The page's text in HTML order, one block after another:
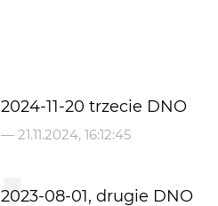
2024-11-20 trzecie DNO
— 21.11.2024, 16:12:45
2023-08-01, drugie DNO